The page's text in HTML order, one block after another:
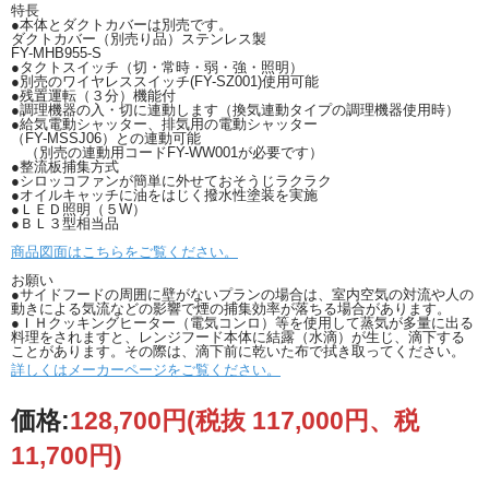
特長
●本体とダクトカバーは別売です。
ダクトカバー（別売り品）ステンレス製
FY-MHB955-S
●タクトスイッチ（切・常時・弱・強・照明）
●別売のワイヤレススイッチ(FY-SZ001)使用可能
●残置運転（３分）機能付
●調理機器の入・切に連動します（換気連動タイプの調理機器使用時）
●給気電動シャッター、排気用の電動シャッター
（FY-MSSJ06）との連動可能
（別売の連動用コードFY-WW001が必要です）
●整流板捕集方式
●シロッコファンが簡単に外せておそうじラクラク
●オイルキャッチに油をはじく撥水性塗装を実施
●ＬＥＤ照明（５W）
●ＢＬ３型相当品
商品図面はこちらをご覧ください。
お願い
●サイドフードの周囲に壁がないプランの場合は、室内空気の対流や人の
動きによる気流などの影響で煙の捕集効率が落ちる場合があります。
●ＩＨクッキングヒーター（電気コンロ）等を使用して蒸気が多量に出る
料理をされますと、レンジフード本体に結露（水滴）が生じ、滴下する
ことがあります。その際は、滴下前に乾いた布で拭き取ってください。
詳しくはメーカーページをご覧ください。
価格:128,700円(税抜 117,000円、税
11,700円)